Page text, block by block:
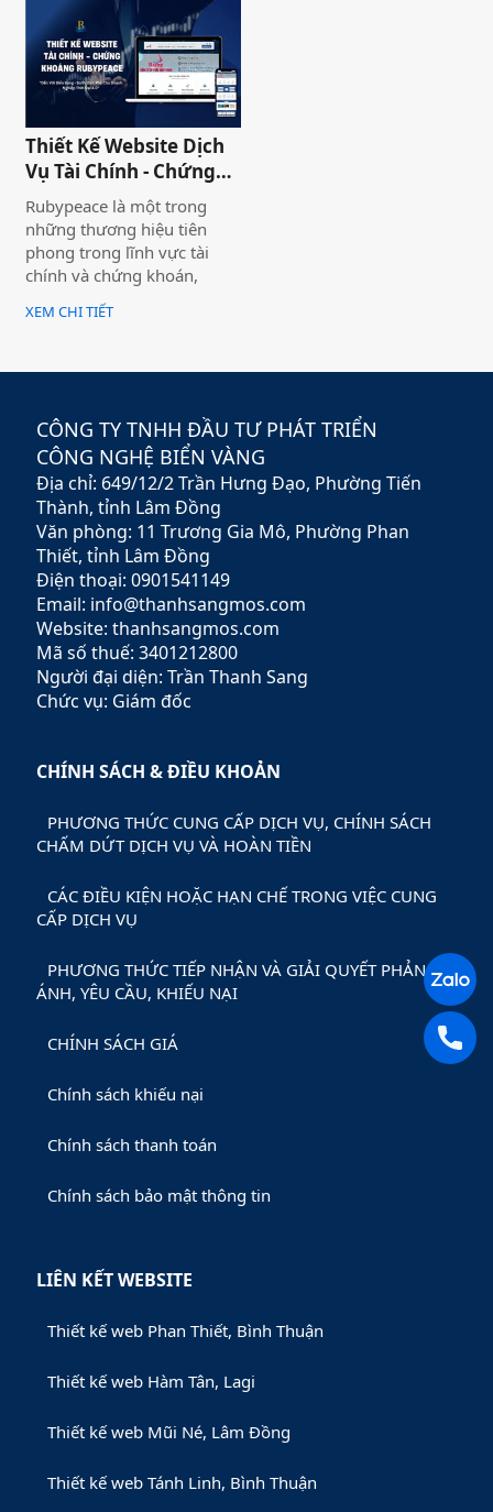
sắc. Một trang web bán
laptop trực tuyến có thể
cung cấp hình ảnh của một
thương hiệu hoặc nhiều
thương hiệu và nó giúp cho
khách hàng có cái nhìn chân
thực khách quan hơn, tiếp
cận nhiều thông tin hơn về
sản phẩm mà họ đang lựa
chọn
Thiết Kế Website Dịch
Vụ Tài Chính - Chứng
Khoán Rubypeace
Rubypeace là một trong
những thương hiệu tiên
phong trong lĩnh vực tài
chính và chứng khoán,
mang đến cho khách hàng
giải pháp đầu tư hiệu quả,
sứ mệnh hỗ trợ nhà đầu tư
chính vững chắc,
Rubypeace không chỉ cung
cấp các sản phẩm đa dạng
mà còn mang đến các dịch
vụ tư vấn chuyên nghiệp,
giúp khách hàng tối ưu hóa
lợi nhuận và giảm thiểu rủi
ro.
XEM CHI TIẾT
CÔNG TY TNHH ĐẦU TƯ PHÁT TRIỂN
CÔNG NGHỆ BIỂN VÀNG
Địa chỉ: 649/12/2 Trần Hưng Đạo, Phường Tiến
Thành, tỉnh Lâm Đồng
Văn phòng: 11 Trương Gia Mô, Phường Phan
Thiết, tỉnh Lâm Đồng
Điện thoại: 0901541149
Email: info@thanhsangmos.com
Website: thanhsangmos.com
Mã số thuế: 3401212800
Người đại diện: Trần Thanh Sang
Chức vụ: Giám đốc
CHÍNH SÁCH & ĐIỀU KHOẢN
PHƯƠNG THỨC CUNG CẤP DỊCH VỤ, CHÍNH SÁCH
CHẤM DỨT DỊCH VỤ VÀ HOÀN TIỀN
CÁC ĐIỀU KIỆN HOẶC HẠN CHẾ TRONG VIỆC CUNG
CẤP DỊCH VỤ
PHƯƠNG THỨC TIẾP NHẬN VÀ GIẢI QUYẾT PHẢN
ÁNH, YÊU CẦU, KHIẾU NẠI
CHÍNH SÁCH GIÁ
Chính sách khiếu nại
Chính sách thanh toán
Chính sách bảo mật thông tin
LIÊN KẾT WEBSITE
Thiết kế web Phan Thiết, Bình Thuận
Thiết kế web Hàm Tân, Lagi
Thiết kế web Mũi Né, Lâm Đồng
Thiết kế web Tánh Linh, Bình Thuận